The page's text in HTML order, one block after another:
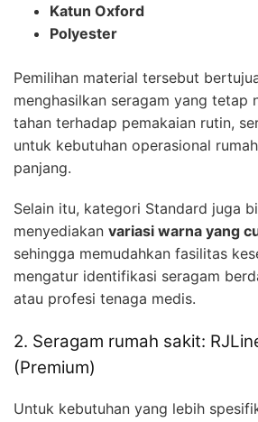
Katun Oxford
Polyester
Pemilihan material tersebut
menghasilkan seragam yang tetap
tahan terhadap pemakaian rutin,
untuk kebutuhan operasional
panjang.
Selain itu, kategori Standard juga
menyediakan variasi warna yang
sehingga memudahkan fasilitas
mengatur identifikasi seragam
atau profesi tenaga medis.
2. Seragam rumah sakit:
(Premium)
Untuk kebutuhan yang lebih